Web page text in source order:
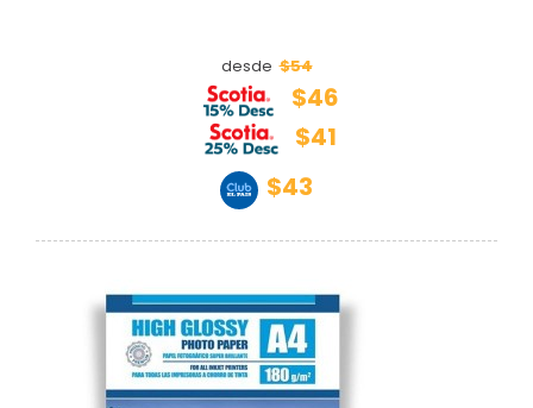
desde $54
$46
$41
$43